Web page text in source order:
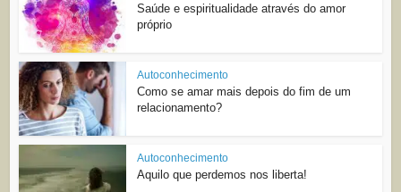
Saúde e espiritualidade através do amor
próprio
Autoconhecimento
Como se amar mais depois do fim de um
relacionamento?
Autoconhecimento
Aquilo que perdemos nos liberta!